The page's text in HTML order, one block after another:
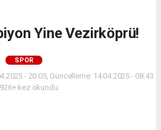
Yine Vezirköprü!
SPOR
- 20:05, Güncelleme: 14.04.2025 - 08:43
kez okundu.